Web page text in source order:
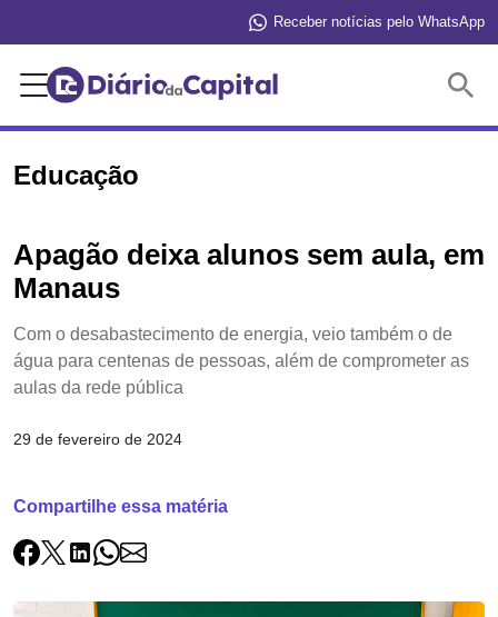
Receber notícias pelo WhatsApp
Educação
Apagão deixa alunos sem aula, em
Manaus
Com o desabastecimento de energia, veio também o de
água para centenas de pessoas, além de comprometer as
aulas da rede pública
29 de fevereiro de 2024
Compartilhe essa matéria